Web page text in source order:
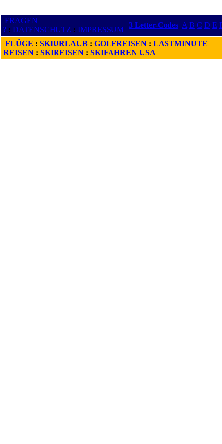
FRAGEN
? : DATENSCHUTZ : IMPRESSUM
3 Letter-Codes A B C D E
FLÜGE : SKIURLAUB : GOLFREISEN : LASTMINUTE
REISEN : SKIREISEN : SKIFAHREN USA